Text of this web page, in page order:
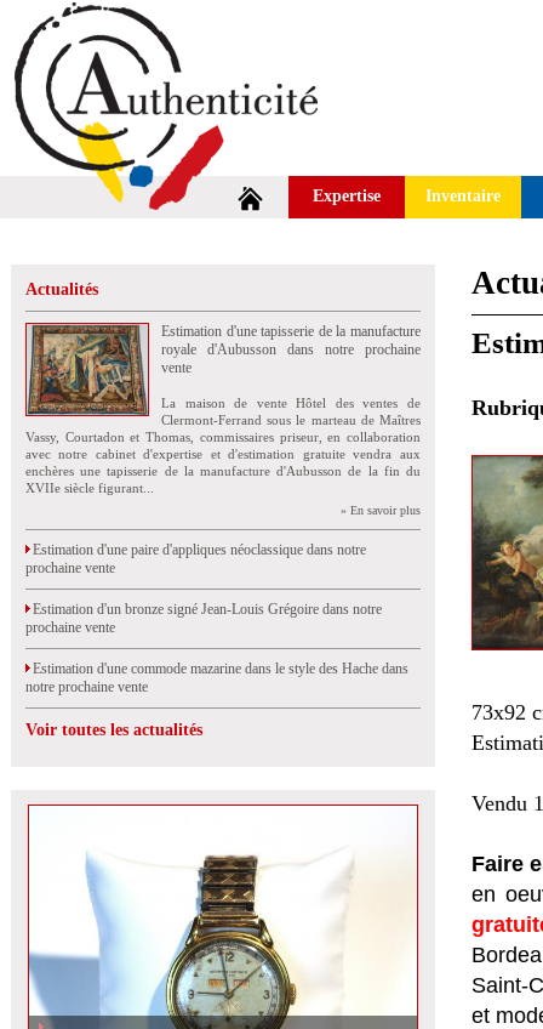
Expertise Inventaire
Actualités
Estimation d'une tapisserie de la manufacture
royale d'Aubusson dans notre prochaine
vente
La maison de vente Hôtel des ventes de
Clermont-Ferrand sous le marteau de Maîtres
Vassy, Courtadon et Thomas, commissaires priseur, en collaboration
avec notre cabinet d'expertise et d'estimation gratuite vendra aux
enchères une tapisserie de la manufacture d'Aubusson de la fin du
XVIIe siècle figurant...
» En savoir plus
Estimation d'une paire d'appliques néoclassique dans notre
prochaine vente
Estimation d'un bronze signé Jean-Louis Grégoire dans notre
prochaine vente
Estimation d'une commode mazarine dans le style des Hache dans
notre prochaine vente
Voir toutes les actualités
73x92
Vendu
Faire
en
Saint-
et